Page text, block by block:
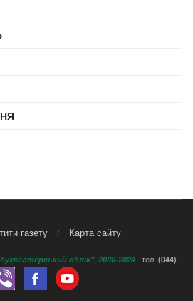
газету Карта сайту
облік", 2020-2024 тел: (044)